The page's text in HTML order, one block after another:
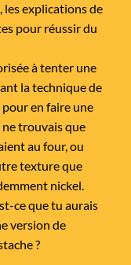
les explications de
pour réussir du
à tenter une
la technique de
en faire une
trouvais que
au four, ou
texture que
nickel.
ce que tu aurais
version de
?